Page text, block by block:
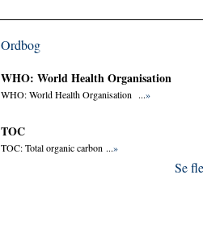
Ordbog
WHO: World Health Organisation
WHO: World Health Organisation ...»
TOC
TOC: Total organic carbon ...»
Se